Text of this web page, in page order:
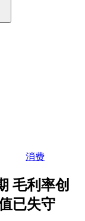
消费
毛利率创
已失守